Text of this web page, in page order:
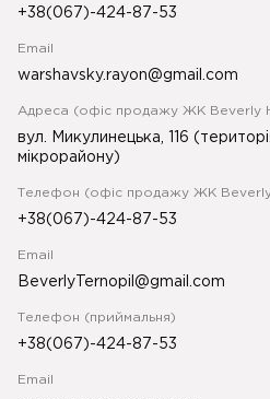
+38(067)-424-87-53
Email
warshavsky.rayon@gmail.com
Адреса (офіс продажу ЖК Beverly
вул. Микулинецька, 116
мікрорайону)
Телефон (офіс продажу ЖК
+38(067)-424-87-53
Email
BeverlyTernopil@gmail.com
Телефон (приймальня)
+38(067)-424-87-53
Email